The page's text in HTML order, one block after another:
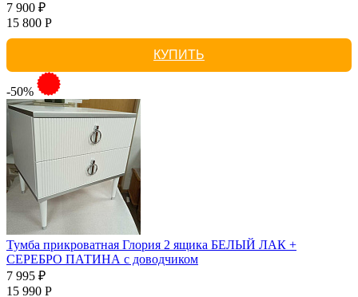
7 900 ₽
15 800 Р
КУПИТЬ
-50%
Тумба прикроватная Глория 2 ящика БЕЛЫЙ ЛАК +
СЕРЕБРО ПАТИНА с доводчиком
7 995 ₽
15 990 Р